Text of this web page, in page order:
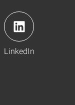
LinkedIn